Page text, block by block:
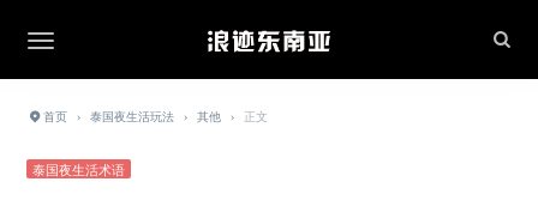
首页 › 泰国夜生活玩法 › 其他 › 正文
泰国夜生活术语